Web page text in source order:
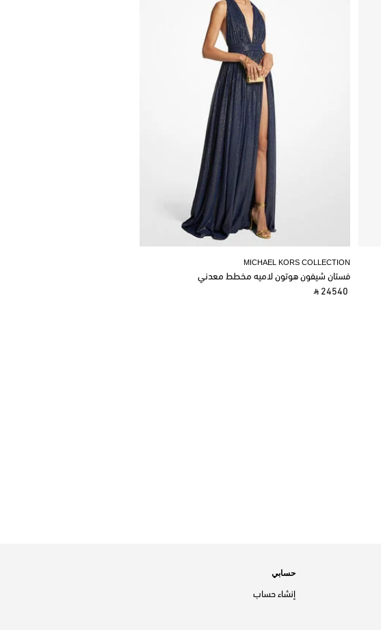
MICHAEL KORS COLLECTION
فستان شيفون هوتون لاميه مخطط معدني
‎ ⃁ 24540 ‎
حسابي
إنشاء حساب